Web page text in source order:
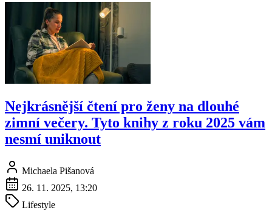
Nejkrásnější čtení pro ženy na dlouhé
zimní večery. Tyto knihy z roku 2025 vám
nesmí uniknout
Michaela Pišanová
26. 11. 2025, 13:20
Lifestyle